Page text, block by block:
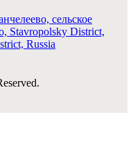
сельское
Stavropolsky District,
Russia